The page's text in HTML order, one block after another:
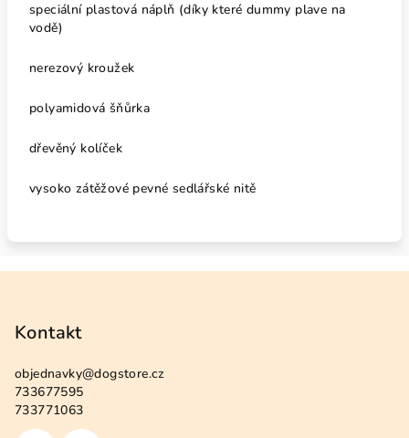
speciální plastová náplň (díky které dummy plave na
vodě)
nerezový kroužek
polyamidová šňůrka
dřevěný kolíček
vysoko zátěžové pevné sedlářské nitě
Kontakt
objednavky@dogstore.cz
733677595
733771063